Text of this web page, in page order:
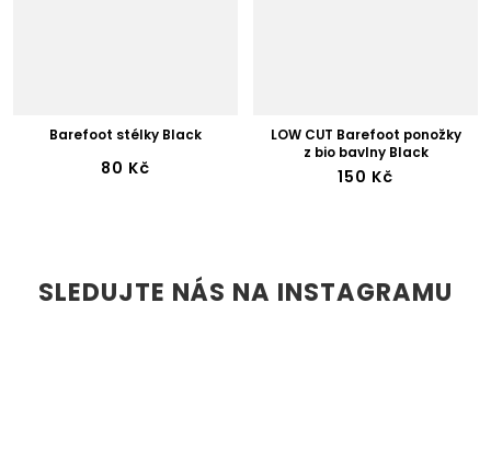
Barefoot stélky Black
80 Kč
LOW CUT Barefoot ponožky
z bio bavlny Black
150 Kč
SLEDUJTE NÁS NA INSTAGRAMU